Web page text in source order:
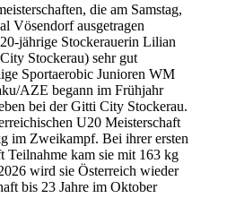
die am Samstag,
Vösendorf ausgetragen
jährige Stockerauerin Lilian
Stockerau) sehr gut
Sportaerobic Junioren WM
AZE begann im Frühjahr
bei der Gitti City Stockerau.
U20 Meisterschaft
im Zweikampf. Bei ihrer ersten
Teilnahme kam sie mit 163 kg
wird sie Österreich wieder
bis 23 Jahre im Oktober